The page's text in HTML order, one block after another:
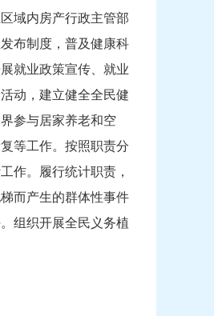
域内房产行政主管部
布制度，普及健康科
就业政策宣传、就业
动，建立健全全民健
参与居家养老和空
等工作。按照职责分
作。履行统计职责，
而产生的群体性事件
组织开展全民义务植